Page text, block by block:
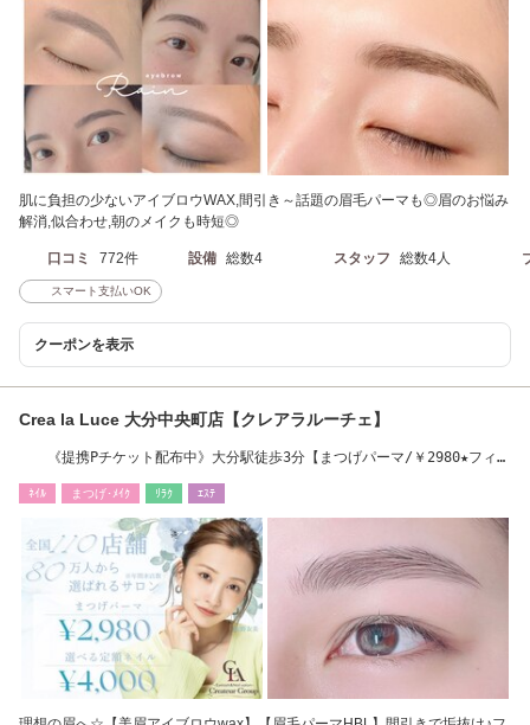
肌に負担の少ないアイブロウWAX,間引き～話題の眉毛パーマも◎眉のお悩み
解消,似合わせ,朝のメイクも時短◎
口コミ 772件 設備 総数4 スタッフ 総数4人
スマート支払いOK
クーポンを表示
Crea la Luce 大分中央町店【クレアラルーチェ】
《提携Pチケット配布中》大分駅徒歩3分【まつげパーマ/￥2980★フィル
ﾈｲﾙ まつげ･ﾒｲｸ ﾘﾗｸ ｴｽﾃ